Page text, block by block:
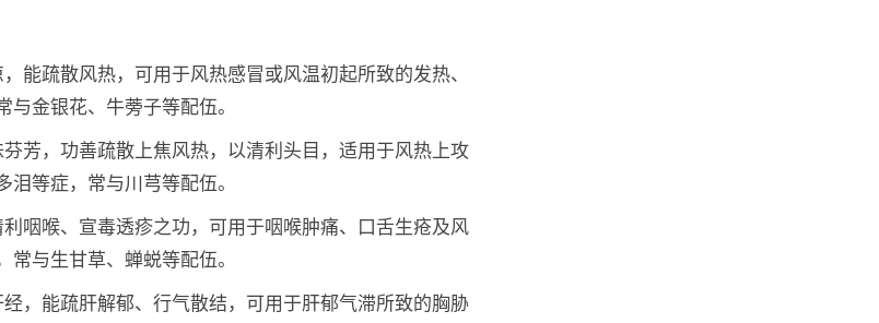
能疏散风热，可用于风热感冒或风温初起所致的发热、
与金银花、牛蒡子等配伍。
芳，功善疏散上焦风热，以清利头目，适用于风热上攻
泪等症，常与川芎等配伍。
咽喉、宣毒透疹之功，可用于咽喉肿痛、口舌生疮及风
常与生甘草、蝉蜕等配伍。
，能疏肝解郁、行气散结，可用于肝郁气滞所致的胸胁